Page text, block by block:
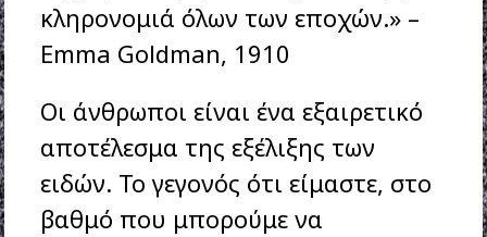
κληρονομιά όλων των εποχών.» –
Emma Goldman, 1910
Οι άνθρωποι είναι ένα εξαιρετικό
αποτέλεσμα της εξέλιξης των
ειδών. Το γεγονός ότι είμαστε, στο
βαθμό που μπορούμε να